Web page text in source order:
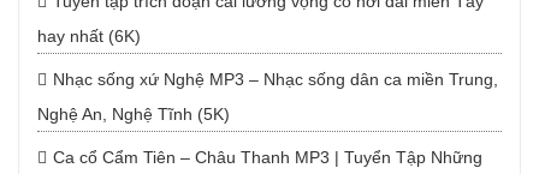
hay nhất (6K)
Nhạc sống xứ Nghệ MP3 – Nhạc sống dân ca miền Trung,
Nghệ An, Nghệ Tĩnh (5K)
Ca cổ Cẩm Tiên – Châu Thanh MP3 | Tuyển Tập Những